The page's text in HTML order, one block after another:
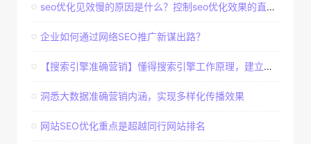
seo优化见效慢的原因是什么？控制seo优化效果的直接因素
企业如何通过网络SEO推广新谋出路？
【搜索引擎准确营销】懂得搜索引擎工作原理，建立准确客户群体
洞悉大数据准确营销内涵，实现多样化传播效果
网站SEO优化重点是超越同行网站排名